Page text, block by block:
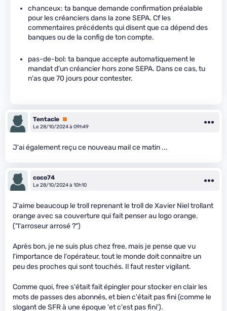
chanceux: ta banque demande confirmation préalable
pour les créanciers dans la zone SEPA. Cf les
commentaires précédents qui disent que ca dépend des
banques ou de la config de ton compte.
pas-de-bol: ta banque accepte automatiquement le
mandat d'un créancier hors zone SEPA. Dans ce cas, tu
n'as que 70 jours pour contester.
Tentacle Premium
Le 28/10/2024 à 09h49
J'ai également reçu ce nouveau mail ce matin ...
coco74
Le 28/10/2024 à 10h10
J'aime beaucoup le troll reprenant le troll de Xavier Niel trollant
orange avec sa couverture qui fait penser au logo orange.
("l'arroseur arrosé ?")
Après bon, je ne suis plus chez free, mais je pense que vu
l'importance de l'opérateur, tout le monde doit connaitre un
peu des proches qui sont touchés. Il faut rester vigilant.
Comme quoi, free s'était fait épingler pour stocker en clair les
mots de passes des abonnés, et bien c'était pas fini (comme le
slogant de SFR à une époque 'et c'est pas fini').